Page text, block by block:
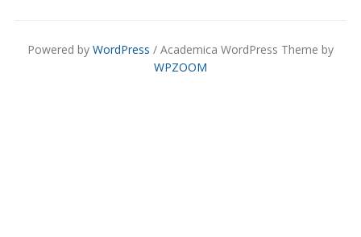
Powered by WordPress / Academica WordPress Theme by
WPZOOM